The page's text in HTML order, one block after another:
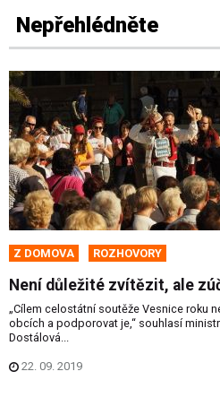
Nepřehlédněte
Z DOMOVA ROZHOVORY
Není důležité zvítězit, ale
„Cílem celostátní soutěže Vesnice roku
obcích a podporovat je,“ souhlasí
Dostálová...
22. 09. 2019